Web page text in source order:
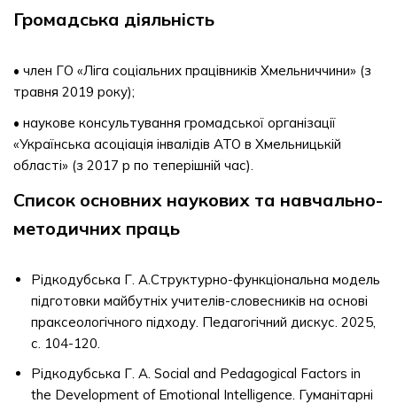
Громадська діяльність
• член ГО «Ліга соціальних працівників Хмельниччини» (з
травня 2019 року);
• наукове консультування громадської організації
«Українська асоціація інвалідів АТО в Хмельницькій
області» (з 2017 р по теперішній час).
Список основних наукових та навчально-
методичних праць
Рідкодубська Г. А.Структурно-функціональна модель
підготовки майбутніх учителів-словесників на основі
праксеологічного підходу. Педагогічний дискус. 2025,
с. 104-120.
Рідкодубська Г. А. Social and Pedagogical Factors in
the Development of Emotional Intelligence. Гуманітарні